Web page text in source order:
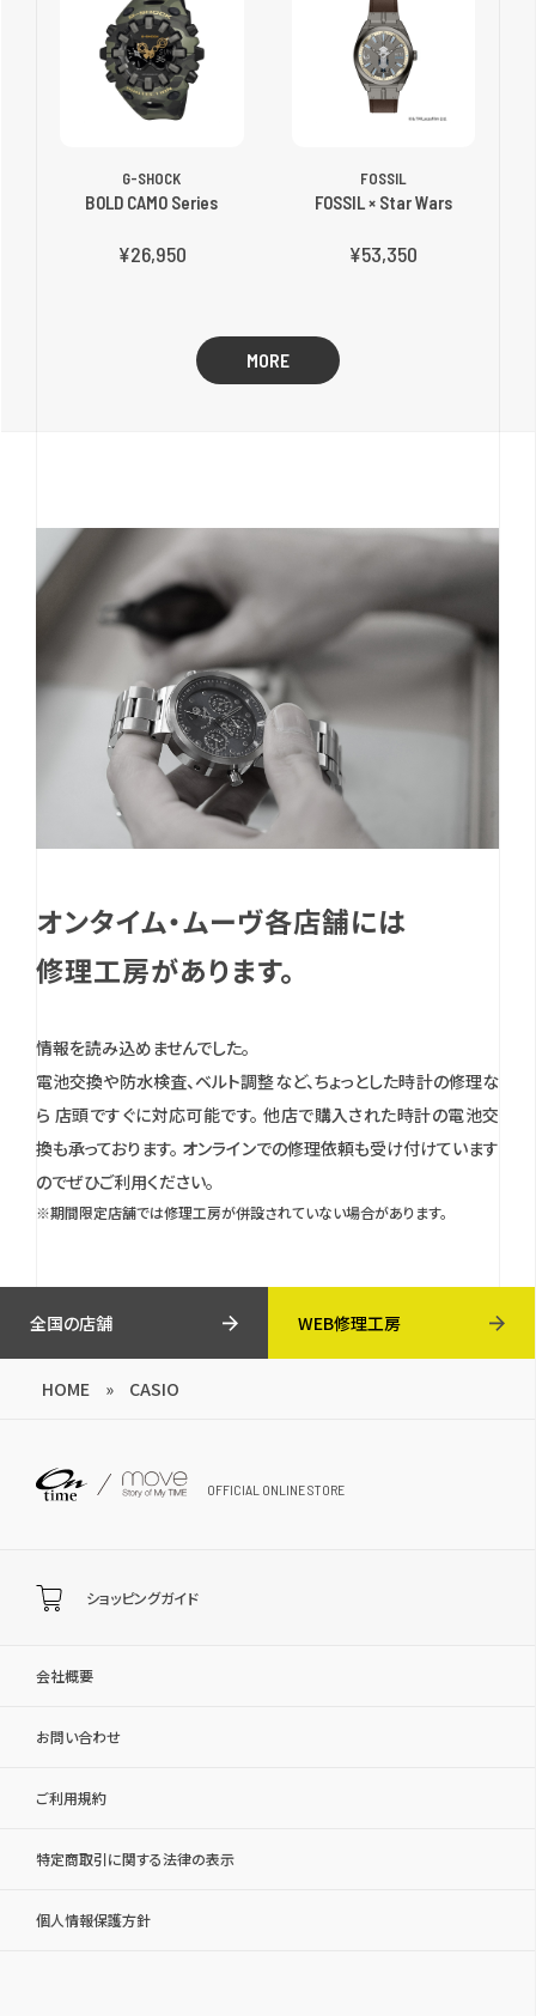
G-SHOCK
BOLD CAMO Series
¥26,950
FOSSIL
FOSSIL × Star Wars
¥53,350
MORE
オンタイム・ムーヴ各店舗には
修理工房があります。
情報を読み込めませんでした。
電池交換や防水検査、ベルト調整など、ちょっとした時計の修理な
ら 店頭ですぐに対応可能です。 他店で購入された時計の電池交
換も承っております。 オンラインでの修理依頼も受け付けています
のでぜひご利用ください。
※期間限定店舗では修理工房が併設されていない場合があります。
全国の店舗 WEB修理工房
HOME » CASIO
OFFICIAL ONLINE STORE
会社概要
お問い合わせ
ご利用規約
特定商取引に関する法律の表示
個人情報保護方針
ショッピングガイド